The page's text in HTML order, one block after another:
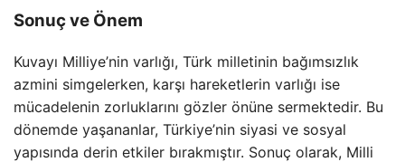
Sonuç ve Önem
Kuvayı Milliye’nin varlığı, Türk milletinin bağımsızlık
azmini simgelerken, karşı hareketlerin varlığı ise
mücadelenin zorluklarını gözler önüne sermektedir. Bu
dönemde yaşananlar, Türkiye’nin siyasi ve sosyal
yapısında derin etkiler bırakmıştır. Sonuç olarak, Milli